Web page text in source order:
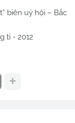
biên uỷ hội – Bắc
ti - 2012